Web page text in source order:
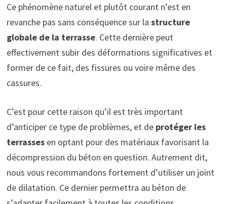
Ce phénomène naturel et plutôt courant n’est en
revanche pas sans conséquence sur la structure
globale de la terrasse. Cette dernière peut
effectivement subir des déformations significatives et
former de ce fait, des fissures ou voire même des
cassures.
C’est pour cette raison qu’il est très important
d’anticiper ce type de problèmes, et de protéger les
terrassesen optant pour des matériaux favorisant la
décompression du béton en question. Autrement dit,
nous vous recommandons fortement d’utiliser un joint
de dilatation. Ce dernier permettra au béton de